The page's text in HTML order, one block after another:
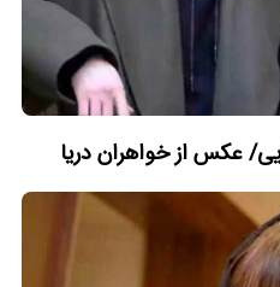
عکس از خواهران دریا